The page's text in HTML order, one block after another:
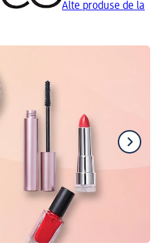
Alte produse de la